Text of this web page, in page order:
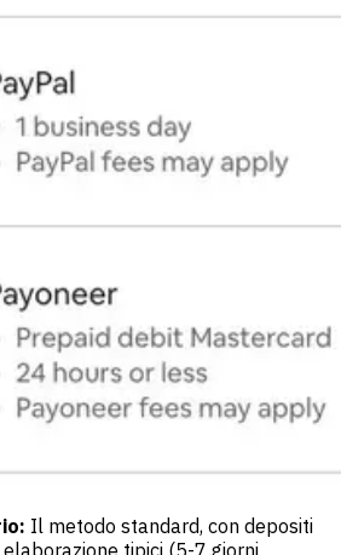
Il metodo standard, con depositi